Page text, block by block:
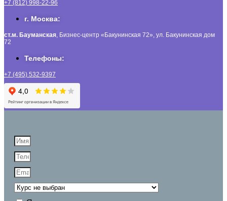
+7 (812) 998-22-96
г. Москва:
ст.м. Бауманская, Бизнес-центр «Бакунинская 72», ул. Бакунинская дом
72
Телефоны:
+7 (495) 532-9397